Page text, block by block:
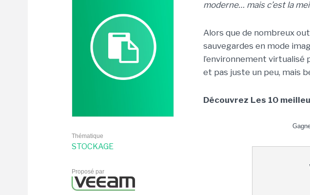
Thématique
STOCKAGE
Proposé par
moderne… mais c’est la
Alors que de nombreux
sauvegardes en mode
l’environnement
et pas juste un peu, mais
Découvrez Les 10